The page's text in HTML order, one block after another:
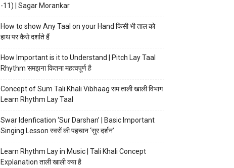
-11) | Sagar Morankar
How to show Any Taal on your Hand किसी भी ताल को
हाथ पर कैसे दर्शाते हैं
How Important is it to Understand | Pitch Lay Taal
Rhythm समझना कितना महत्वपूर्ण है
Concept of Sum Tali Khali Vibhaag सम ताली खाली विभाग
Learn Rhythm Lay Taal
Swar Idenfication ‘Sur Darshan’ | Basic Important
Singing Lesson स्वरों की पहचान ‘सुर दर्शन’
Learn Rhythm Lay in Music | Tali Khali Concept
Explanation ताली खाली क्या है